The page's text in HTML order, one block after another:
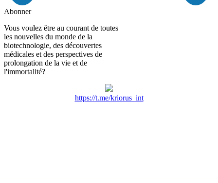
Abonner
Vous voulez être au courant de toutes
les nouvelles du monde de la
biotechnologie, des découvertes
médicales et des perspectives de
prolongation de la vie et de
l'immortalité?
https://t.me/kriorus_int